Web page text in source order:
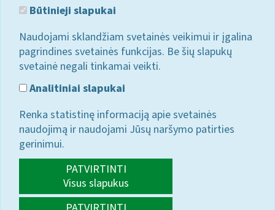
Būtinieji slapukai
Naudojami sklandžiam svetainės veikimui ir įgalina
pagrindines svetainės funkcijas. Be šių slapukų
svetainė negali tinkamai veikti.
Analitiniai slapukai
Renka statistinę informaciją apie svetainės
naudojimą ir naudojami Jūsų naršymo patirties
gerinimui.
PATVIRTINTI
Visus slapukus